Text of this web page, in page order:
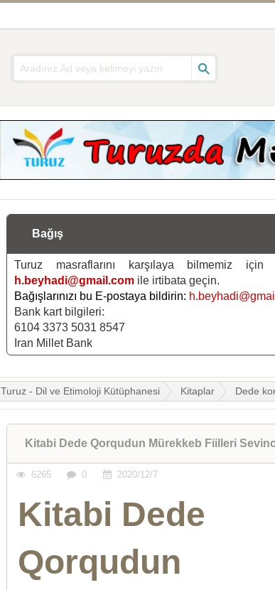
Bağış
Turuz masraflarını karşılaya bilmemiz
h.beyhadi@gmail.com ile irtibata geçin.
Bağışlarınızı bu E-postaya bildirin:
Bank kart bilgileri:
6104 3373 5031 8547
Iran Millet Bank
Turuz - Dil ve Etimoloji Kütüphanesi Kitaplar Dede
Kitabi Dede Qorqudun Mürekkeb Fiilleri
6265 0 2020/12/7
Kitabi Dede
Qorqudun